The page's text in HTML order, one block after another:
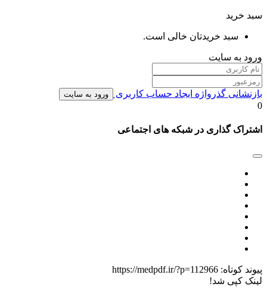
سبد خرید
سبد خریدتان خالی است.
ورود به سایت
بازنشانی گذرواژه ایجاد حساب کاربری ورود به سایت
0
اشتراک گذاری در شبکه های اجتماعی
پیوند کوتاه: https://medpdf.ir/?p=112966
لینک کپی شد!